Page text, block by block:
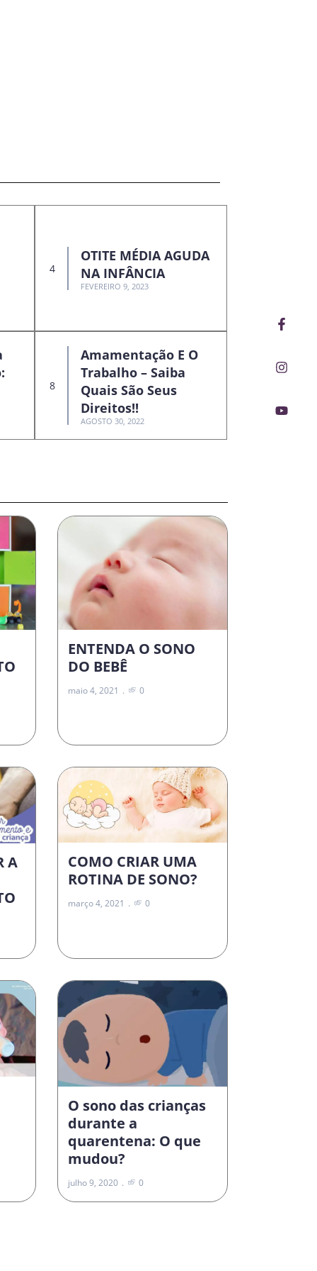
f
OTITE MÉDIA AGUDA
NA INFÂNCIA
FEVEREIRO 9, 2023
Amamentação E O
Trabalho – Saiba
Quais São Seus
Direitos!!
AGOSTO 30, 2022
ENTENDA O SONO
DO BEBÊ
maio 4, 2021 0
A
COMO CRIAR UMA
ROTINA DE SONO?
março 4, 2021 0
O sono das crianças
durante a
quarentena: O que
mudou?
julho 9, 2020 0